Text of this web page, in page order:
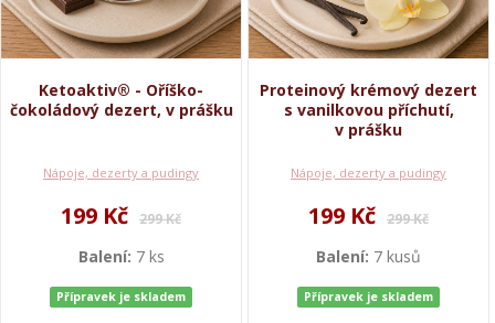
Ketoaktiv® - Oříško-
čokoládový dezert, v prášku
Nápoje, dezerty a pudingy
199 Kč 299 Kč
Balení: 7 ks
Přípravek je skladem
Proteinový krémový dezert
s vanilkovou příchutí,
v prášku
Nápoje, dezerty a pudingy
199 Kč 299 Kč
Balení: 7 kusů
Přípravek je skladem